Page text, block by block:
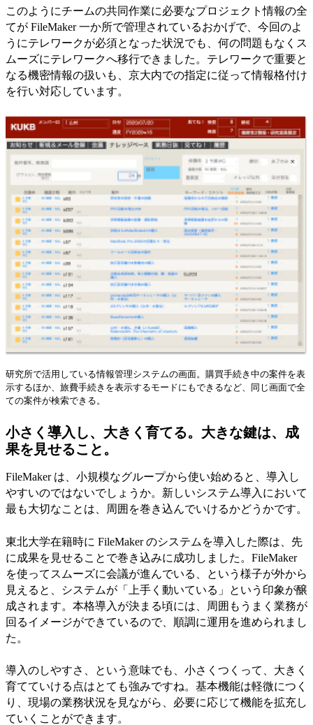
このようにチームの共同作業に必要なプロジェクト情報の全
てが FileMaker 一か所で管理されているおかげで、今回のよ
うにテレワークが必須となった状況でも、何の問題もなくス
ムーズにテレワークへ移行できました。テレワークで重要と
なる機密情報の扱いも、京大内での指定に従って情報格付け
を行い対応しています。
研究所で活用している情報管理システムの画面。購買手続き中の案件を表
示するほか、旅費手続きを表示するモードにもできるなど、同じ画面で全
ての案件が検索できる。
小さく導入し、大きく育てる。大きな鍵は、成
果を見せること。
FileMaker は、小規模なグループから使い始めると、導入し
やすいのではないでしょうか。新しいシステム導入において
最も大切なことは、周囲を巻き込んでいけるかどうかです。
東北大学在籍時に FileMaker のシステムを導入した際は、先
に成果を見せることで巻き込みに成功しました。FileMaker
を使ってスムーズに会議が進んでいる、という様子が外から
見えると、システムが「上手く動いている」という印象が醸
成されます。本格導入が決まる頃には、周囲もうまく業務が
回るイメージができているので、順調に運用を進められまし
た。
導入のしやすさ、という意味でも、小さくつくって、大きく
育てていける点はとても強みですね。基本機能は軽微につく
り、現場の業務状況を見ながら、必要に応じて機能を拡充し
ていくことができます。